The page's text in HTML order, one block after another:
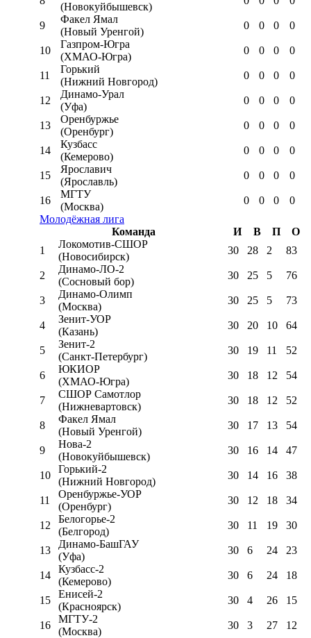
(Новокуйбышевск)
9
Факел Ямал
(Новый Уренгой)
0 0 0 0
10
Газпром-Югра
(ХМАО-Югра)
0 0 0 0
11
Горький
(Нижний Новгород)
0 0 0 0
12
Динамо-Урал
(Уфа)
0 0 0 0
13
Оренбуржье
(Оренбург)
0 0 0 0
14
Кузбасс
(Кемерово)
0 0 0 0
15
Ярославич
(Ярославль)
0 0 0 0
16
МГТУ
(Москва)
0 0 0
0
Молодёжная лига
Команда
И В П
О
1
Локомотив-CШОР
(Новосибирск)
30 28 2 83
2
Динамо-ЛО-2
(Сосновый бор)
30 25 5 76
3
Динамо-Олимп
(Москва)
30 25 5 73
4
Зенит-УОР
(Казань)
30 20 10 64
5
Зенит-2
(Санкт-Петербург)
30 19 11 52
6
ЮКИОР
(ХМАО-Югра)
30 18 12 54
7
СШОР Самотлор
(Нижневартовск)
30 18 12 52
8
Факел Ямал
(Новый Уренгой)
30 17 13 54
9
Нова-2
(Новокуйбышевск)
30 16 14 47
10
Горький-2
(Нижний Новгород)
30 14 16 38
11
Оренбуржье-УОР
(Оренбург)
30 12 18 34
12
Белогорье-2
(Белгород)
30 11 19 30
13
Динамо-БашГАУ
(Уфа)
30 6 24 23
14
Кузбасс-2
(Кемерово)
30 6 24 18
15
Енисей-2
(Красноярск)
30 4 26 15
16
МГТУ-2
(Москва)
30 3 27 12